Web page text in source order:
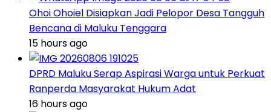
Ohoi Ohoiel Disiapkan Jadi Pelopor Desa Tangguh
Bencana di Maluku Tenggara
15 hours ago
DPRD Maluku Serap Aspirasi Warga untuk Perkuat
Ranperda Masyarakat Hukum Adat
16 hours ago